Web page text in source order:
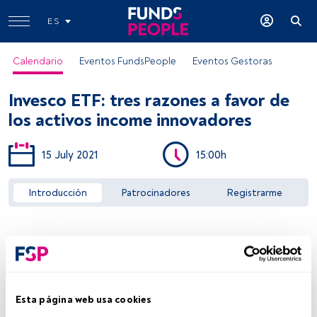
Esta página web usa cookies
ES
Calendario Eventos FundsPeople Eventos Gestoras
Invesco ETF: tres razones a favor de
los activos income innovadores
15 July 2021 15:00h
Introducción Patrocinadores Registrarme